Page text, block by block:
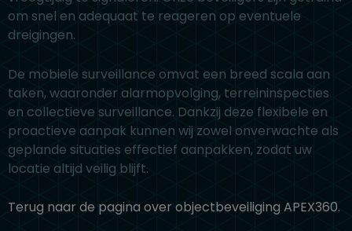
om snel en adequaat te reageren op eventuele
dreigingen.
De mobiele surveillance omvat een breed scala aan
taken, waaronder alarmopvolging, terreininspecties
en collectieve surveillance. Dankzij deze flexibele en
proactieve aanpak kunnen wij zowel onverwachte als
geplande situaties effectief aanpakken, zodat uw
locatie altijd veilig blijft.
Terug naar de pagina over objectbeveiliging APEX360.